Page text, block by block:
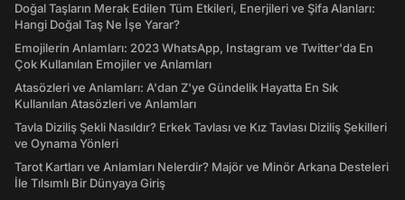
Doğal Taşların Merak Edilen Tüm Etkileri, Enerjileri ve Şifa Alanları:
Hangi Doğal Taş Ne İşe Yarar?
Emojilerin Anlamları: 2023 WhatsApp, Instagram ve Twitter'da En
Çok Kullanılan Emojiler ve Anlamları
Atasözleri ve Anlamları: A'dan Z'ye Gündelik Hayatta En Sık
Kullanılan Atasözleri ve Anlamları
Tavla Diziliş Şekli Nasıldır? Erkek Tavlası ve Kız Tavlası Diziliş Şekilleri
ve Oynama Yönleri
Tarot Kartları ve Anlamları Nelerdir? Majör ve Minör Arkana Desteleri
İle Tılsımlı Bir Dünyaya Giriş